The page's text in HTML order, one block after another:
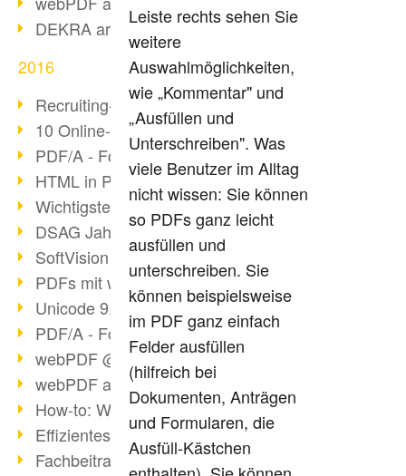
DEKRA arbeitet mit webPDF
2016
Recruiting-Prozess mit webPDF
10 Online-Bewerbung-Tipps
PDF/A - Format der Zukunft (4)
HTML in PDF konvertieren
Wichtigste Datei-/Grafikformate
DSAG Jahreskongress in Nürnberg
SoftVision auf der DSAG
PDFs mit webPDF bearbeiten
Unicode 9.0 Release in 2016
PDF/A - Format der Zukunft (3)
webPDF @ tools 2016
webPDF auf tools in Berlin
How-to: Webservices verwenden
Effizientes digitales Arbeiten
Fachbeitrag tools 2016
Leiste rechts sehen Sie
weitere
Auswahlmöglichkeiten,
wie „Kommentar" und
„Ausfüllen und
Unterschreiben". Was
viele Benutzer im Alltag
nicht wissen: Sie können
so PDFs ganz leicht
ausfüllen und
unterschreiben. Sie
können beispielsweise
im PDF ganz einfach
Felder ausfüllen
(hilfreich bei
Dokumenten, Anträgen
und Formularen, die
Ausfüll-Kästchen